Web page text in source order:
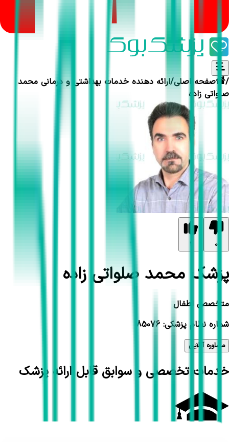
صفحه اصلی / ارائه دهنده خدمات بهداشتی و درمانی/
محمد
صلواتی زاده
0
1
پزشک محمد صلواتی زاده
متخصص اطفال
شماره نظام پزشکی: 85076
مشاوره آنلاین
خدمات تخصصی و سوابق قابل ارائه پزشک